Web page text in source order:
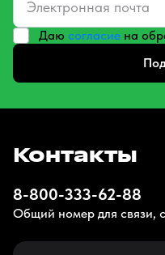
Даю согласие на
Контакты
8-800-333-62-88
Общий номер для связи,